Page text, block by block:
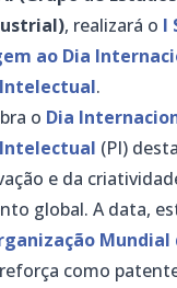
, realizará o I
ao Dia
.
o Dia
(PI)
e da
global. A data,
como